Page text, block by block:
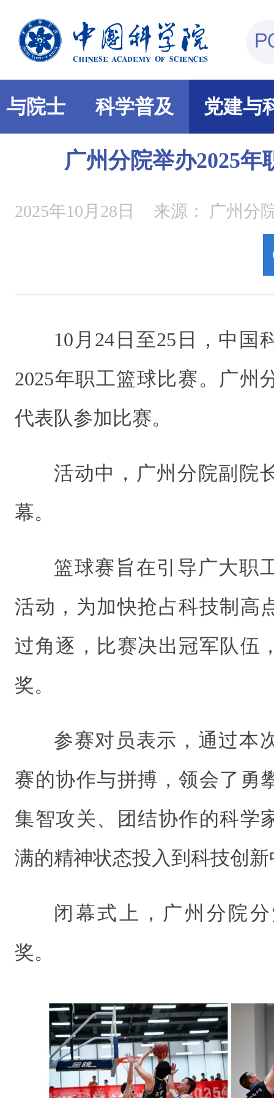
与院士 科学普及 党建与
广州分院举办2025年
2025年10月28日 来源： 广州分
10月24日至25日，中国
2025年职工篮球比赛。广州
代表队参加比赛。
活动中，广州分院副院
幕。
篮球赛旨在引导广大职
活动，为加快抢占科技制高
过角逐，比赛决出冠军队伍
奖。
参赛对员表示，通过本
赛的协作与拼搏，领会了勇
集智攻关、团结协作的科学
满的精神状态投入到科技创新
闭幕式上，广州分院
奖。